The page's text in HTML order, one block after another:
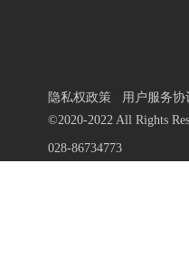
隐私权政策
用户服务
©2020-2022 All Rights
028-86734773